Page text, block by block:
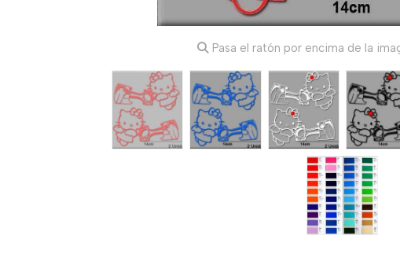
Pasa el ratón por encima de la